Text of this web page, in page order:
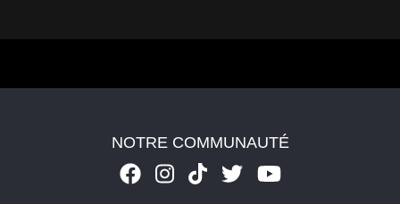
NOTRE COMMUNAUTÉ